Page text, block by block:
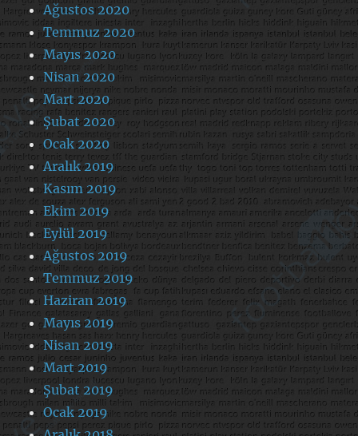
Ağustos 2020
Temmuz 2020
Mayıs 2020
Nisan 2020
Mart 2020
Şubat 2020
Ocak 2020
Aralık 2019
Kasım 2019
Ekim 2019
Eylül 2019
Ağustos 2019
Temmuz 2019
Haziran 2019
Mayıs 2019
Nisan 2019
Mart 2019
Şubat 2019
Ocak 2019